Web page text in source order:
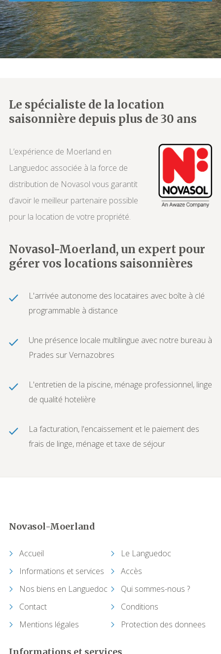
Le spécialiste de la location
saisonnière depuis plus de 30 ans
L’expérience de Moerland en
Languedoc associée à la force de
distribution de Novasol vous garantit
d’avoir le meilleur partenaire possible
pour la location de votre propriété.
Novasol-Moerland, un expert pour
gérer vos locations saisonnières
L'arrivée autonome des locataires avec boîte à clé
programmable à distance
Une présence locale multilingue avec notre bureau à
Prades sur Vernazobres
L'entretien de la piscine, ménage professionnel, linge
de qualité hotelière
La facturation, l'encaissement et le paiement des
frais de linge, ménage et taxe de séjour
Novasol-Moerland
Accueil
Le Languedoc
Informations et services
Accès
Nos biens en Languedoc
Qui sommes-nous ?
Contact
Conditions
Mentions légales
Protection des donnees